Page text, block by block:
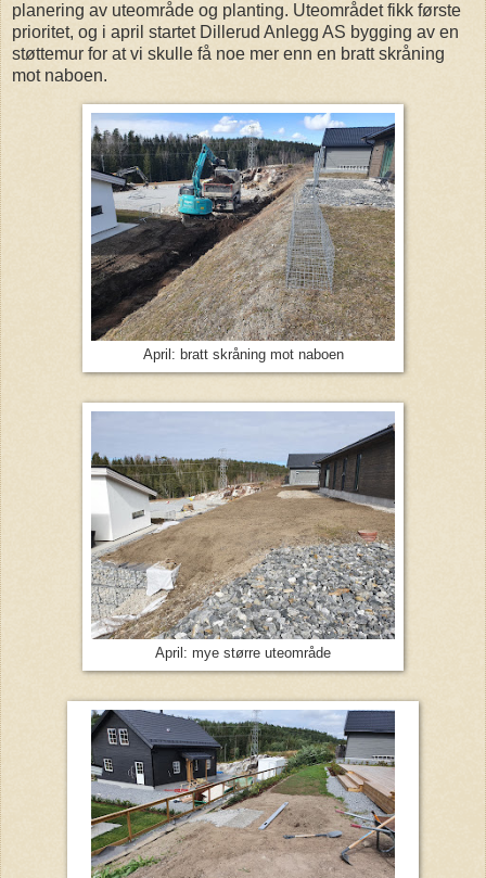
planering av uteområde og planting. Uteområdet fikk første
prioritet, og i april startet Dillerud Anlegg AS bygging av en
støttemur for at vi skulle få noe mer enn en bratt skråning
mot naboen.
April: bratt skråning mot naboen
April: mye større uteområde